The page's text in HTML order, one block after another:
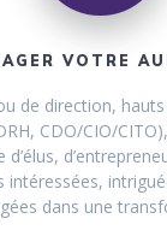
VOTRE
de direction, hauts
CDO/CIO/
dans une